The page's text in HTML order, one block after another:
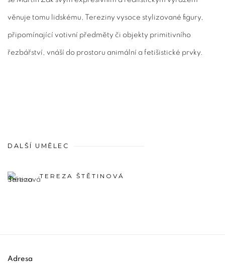
věnuje tomu lidskému, Tereziny vysoce stylizované figury,
připomínající votivní předměty či objekty primitivního
řezbářství, vnáší do prostoru animální a fetišistické prvky.
DALŠÍ UMĚLEC
TEREZA ŠTĚTINOVÁ
Adresa